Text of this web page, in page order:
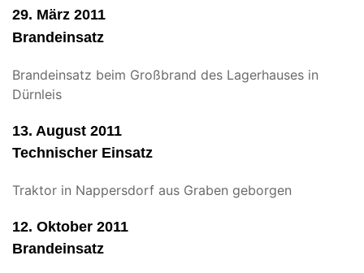
29. März 2011
Brandeinsatz
Brandeinsatz beim Großbrand des Lagerhauses in
Dürnleis
13. August 2011
Technischer Einsatz
Traktor in Nappersdorf aus Graben geborgen
12. Oktober 2011
Brandeinsatz